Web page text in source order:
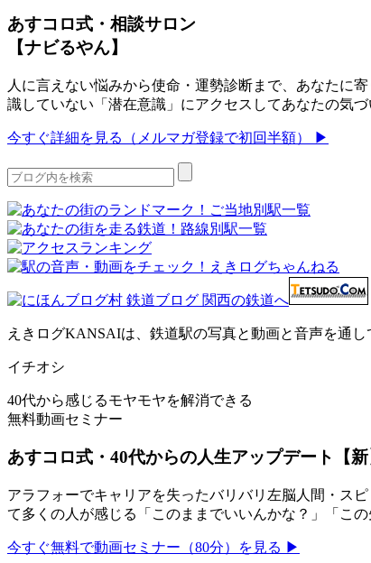
あすコロ式・相談サロン
【ナビるやん】
人に言えない悩みから使命・運勢診断まで、あなたに
識していない「潜在意識」にアクセスしてあなたの気
今すぐ詳細を見る（メルマガ登録で初回半額） ▶
えきログKANSAIは、鉄道駅の写真と動画と音声を通
イチオシ
40代から感じるモヤモヤを解消できる
無料動画セミナー
あすコロ式・40代からの人生アップデート【
アラフォーでキャリアを失ったバリバリ左脳人間・ス
て多くの人が感じる「このままでいいんかな？」「こ
今すぐ無料で動画セミナー（80分）を見る ▶